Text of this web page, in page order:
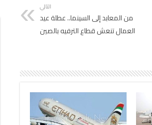
التالي
من المعابد إلى السينما.. عطلة عيد
العمال تنعش قطاع الترفيه بالصين